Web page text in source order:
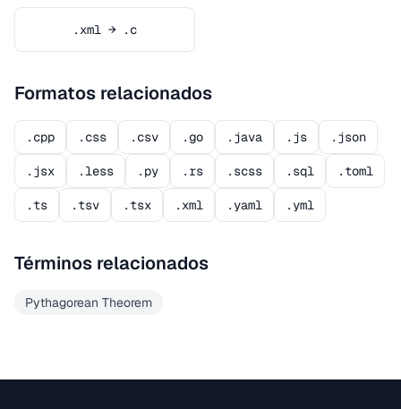
.xml → .c
Formatos relacionados
.cpp .css .csv .go .java .js .json
.jsx .less .py .rs .scss .sql .toml
.ts .tsv .tsx .xml .yaml .yml
Términos relacionados
Pythagorean Theorem